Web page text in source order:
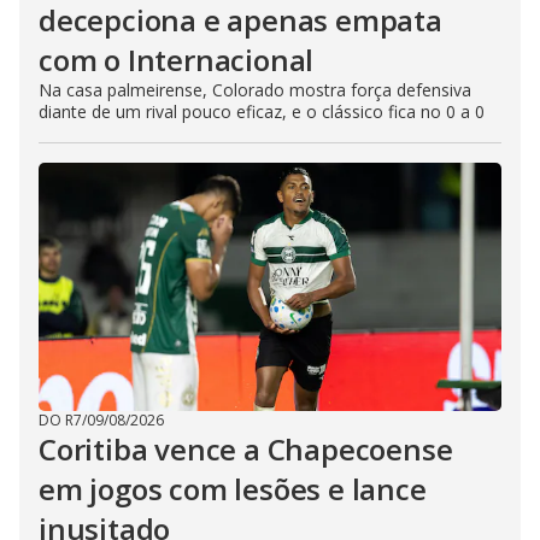
decepciona e apenas empata
com o Internacional
Na casa palmeirense, Colorado mostra força defensiva
diante de um rival pouco eficaz, e o clássico fica no 0 a 0
DO R7/09/08/2026
Coritiba vence a Chapecoense
em jogos com lesões e lance
inusitado